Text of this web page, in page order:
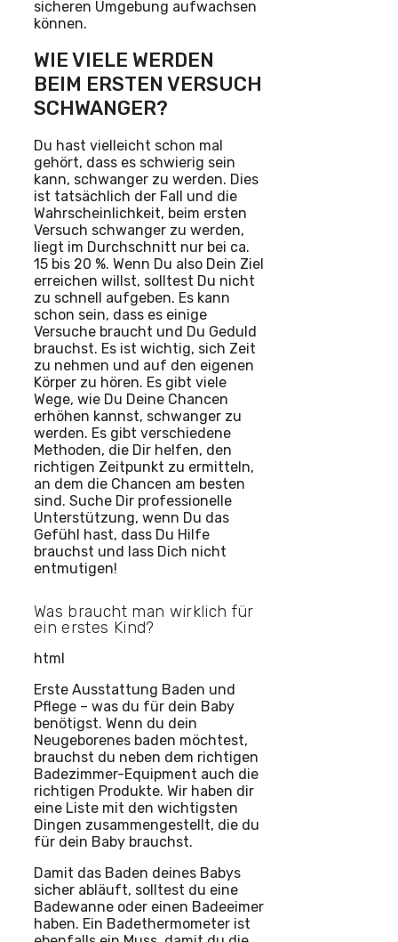
sicheren Umgebung aufwachsen
können.
WIE VIELE WERDEN
BEIM ERSTEN VERSUCH
SCHWANGER?
Du hast vielleicht schon mal
gehört, dass es schwierig sein
kann, schwanger zu werden. Dies
ist tatsächlich der Fall und die
Wahrscheinlichkeit, beim ersten
Versuch schwanger zu werden,
liegt im Durchschnitt nur bei ca.
15 bis 20 %. Wenn Du also Dein Ziel
erreichen willst, solltest Du nicht
zu schnell aufgeben. Es kann
schon sein, dass es einige
Versuche braucht und Du Geduld
brauchst. Es ist wichtig, sich Zeit
zu nehmen und auf den eigenen
Körper zu hören. Es gibt viele
Wege, wie Du Deine Chancen
erhöhen kannst, schwanger zu
werden. Es gibt verschiedene
Methoden, die Dir helfen, den
richtigen Zeitpunkt zu ermitteln,
an dem die Chancen am besten
sind. Suche Dir professionelle
Unterstützung, wenn Du das
Gefühl hast, dass Du Hilfe
brauchst und lass Dich nicht
entmutigen!
Was braucht man wirklich für
ein erstes Kind?
html
Erste Ausstattung Baden und
Pflege – was du für dein Baby
benötigst. Wenn du dein
Neugeborenes baden möchtest,
brauchst du neben dem richtigen
Badezimmer-Equipment auch die
richtigen Produkte. Wir haben dir
eine Liste mit den wichtigsten
Dingen zusammengestellt, die du
für dein Baby brauchst.
Damit das Baden deines Babys
sicher abläuft, solltest du eine
Badewanne oder einen Badeeimer
haben. Ein Badethermometer ist